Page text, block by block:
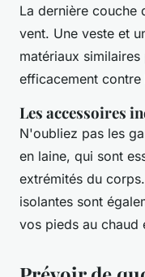
La dernière couche
vent. Une veste et
matériaux
efficacement contre
Les accessoires
N'oubliez pas les
en laine, qui sont
extrémités du
isolantes sont
vos pieds au chaud